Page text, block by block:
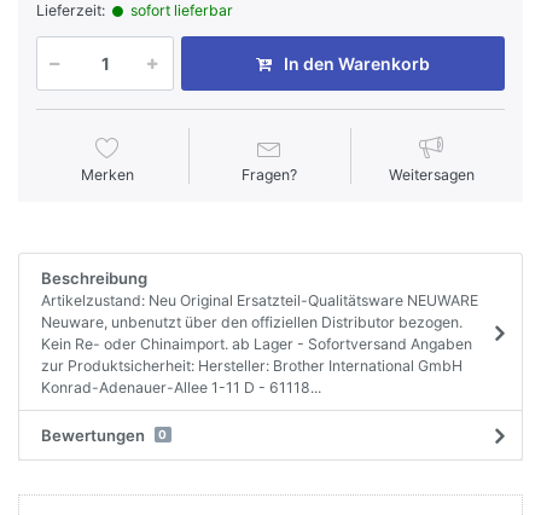
Lieferzeit: sofort lieferbar
In den Warenkorb
Merken Fragen? Weitersagen
Beschreibung
Artikelzustand: Neu Original Ersatzteil-Qualitätsware NEUWARE
Neuware, unbenutzt über den offiziellen Distributor bezogen.
Kein Re- oder Chinaimport. ab Lager - Sofortversand Angaben
zur Produktsicherheit: Hersteller: Brother International GmbH
Konrad-Adenauer-Allee 1-11 D - 61118...
Bewertungen 0